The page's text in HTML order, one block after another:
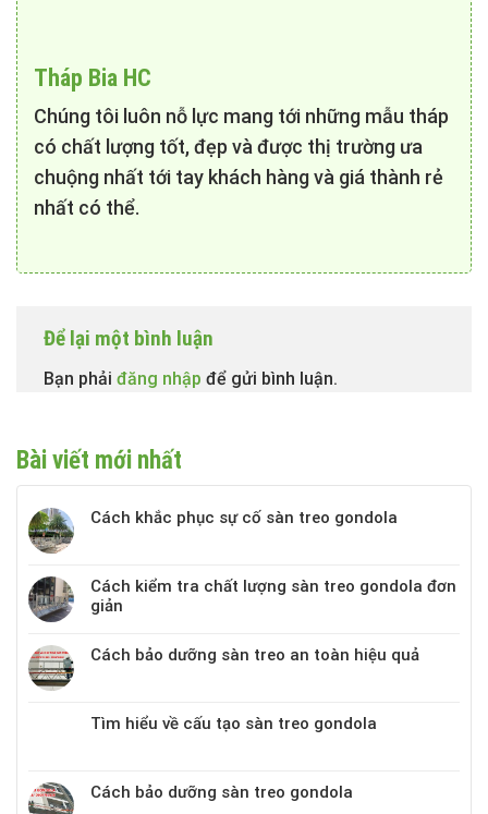
Tháp Bia HC
Chúng tôi luôn nỗ lực mang tới những mẫu tháp
có chất lượng tốt, đẹp và được thị trường ưa
chuộng nhất tới tay khách hàng và giá thành rẻ
nhất có thể.
Để lại một bình luận
Bạn phải đăng nhập để gửi bình luận.
Bài viết mới nhất
Cách khắc phục sự cố sàn treo gondola
Cách kiểm tra chất lượng sàn treo gondola đơn
giản
Cách bảo dưỡng sàn treo an toàn hiệu quả
Tìm hiểu về cấu tạo sàn treo gondola
Cách bảo dưỡng sàn treo gondola